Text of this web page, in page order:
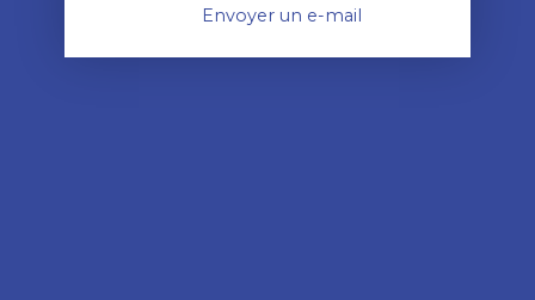
Envoyer un e-mail